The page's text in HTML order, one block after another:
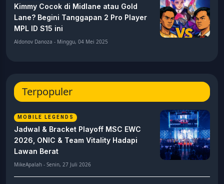
Kimmy Cocok di Midlane atau Gold
Lane? Begini Tanggapan 2 Pro Player
MPL ID S15 ini
Aldonov Danoza - Minggu, 04 Mei 2025
Terpopuler
MOBILE LEGENDS
Jadwal & Bracket Playoff MSC EWC
2026, ONIC & Team Vitality Hadapi
Lawan Berat
MikeApalah - Senin, 27 Juli 2026